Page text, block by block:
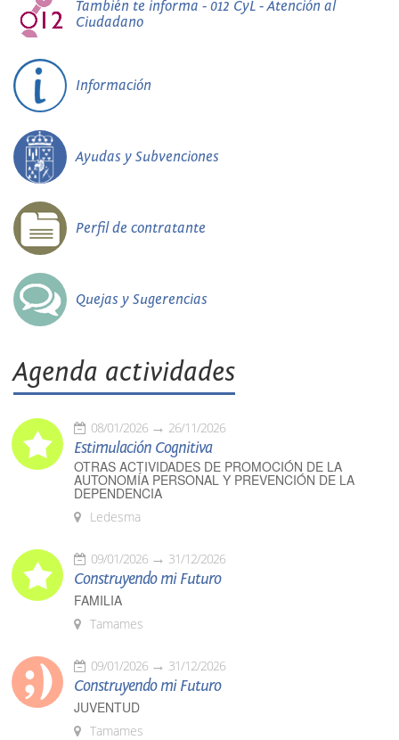
También te informa - 012 CyL - Atención al
Ciudadano
Información
Ayudas y Subvenciones
Perfil de contratante
Quejas y Sugerencias
Agenda actividades
08/01/2026 26/11/2026
Estimulación Cognitiva
OTRAS ACTIVIDADES DE PROMOCIÓN DE LA
AUTONOMÍA PERSONAL Y PREVENCIÓN DE LA
DEPENDENCIA
Ledesma
09/01/2026 31/12/2026
Construyendo mi Futuro
FAMILIA
Tamames
09/01/2026 31/12/2026
Construyendo mi Futuro
JUVENTUD
Tamames